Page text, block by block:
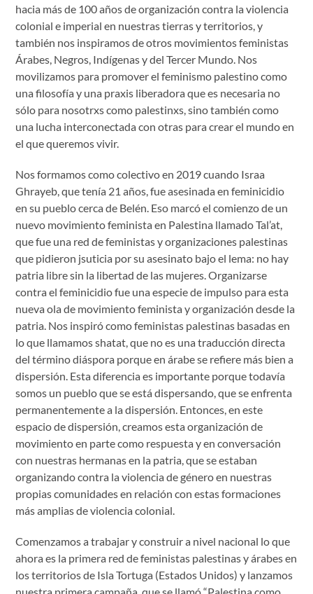
hacia más de 100 años de organización contra la violencia
colonial e imperial en nuestras tierras y territorios, y
también nos inspiramos de otros movimientos feministas
Árabes, Negros, Indígenas y del Tercer Mundo. Nos
movilizamos para promover el feminismo palestino como
una filosofía y una praxis liberadora que es necesaria no
sólo para nosotrxs como palestinxs, sino también como
una lucha interconectada con otras para crear el mundo en
el que queremos vivir.
Nos formamos como colectivo en 2019 cuando Israa
Ghrayeb, que tenía 21 años, fue asesinada en feminicidio
en su pueblo cerca de Belén. Eso marcó el comienzo de un
nuevo movimiento feminista en Palestina llamado Tal’at,
que fue una red de feministas y organizaciones palestinas
que pidieron jsuticia por su asesinato bajo el lema: no hay
patria libre sin la libertad de las mujeres. Organizarse
contra el feminicidio fue una especie de impulso para esta
nueva ola de movimiento feminista y organización desde la
patria. Nos inspiró como feministas palestinas basadas en
lo que llamamos shatat, que no es una traducción directa
del término diáspora porque en árabe se refiere más bien a
dispersión. Esta diferencia es importante porque todavía
somos un pueblo que se está dispersando, que se enfrenta
permanentemente a la dispersión. Entonces, en este
espacio de dispersión, creamos esta organización de
movimiento en parte como respuesta y en conversación
con nuestras hermanas en la patria, que se estaban
organizando contra la violencia de género en nuestras
propias comunidades en relación con estas formaciones
más amplias de violencia colonial.
Comenzamos a trabajar y construir a nivel nacional lo que
ahora es la primera red de feministas palestinas y árabes en
los territorios de Isla Tortuga (Estados Unidos) y lanzamos